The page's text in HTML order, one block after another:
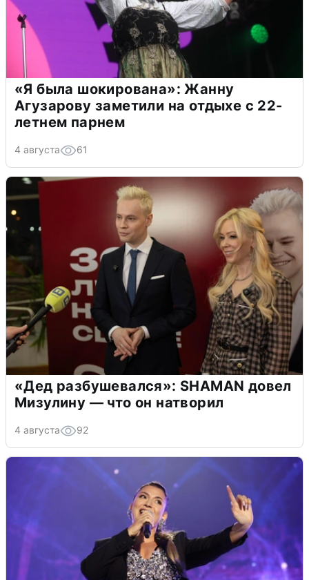
«Я была шокирована»: Жанну
Агузарову заметили на отдыхе с 22-
летнем парнем
4 августа 61
«Дед разбушевался»: SHAMAN довел
Мизулину — что он натворил
4 августа 92